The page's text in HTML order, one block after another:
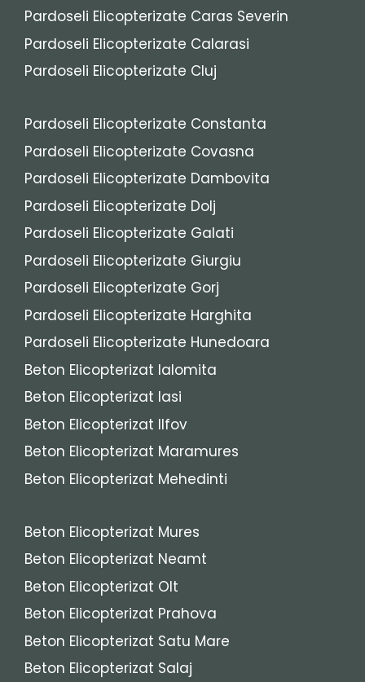
Pardoseli Elicopterizate Caras Severin
Pardoseli Elicopterizate Calarasi
Pardoseli Elicopterizate Cluj
Pardoseli Elicopterizate Constanta
Pardoseli Elicopterizate Covasna
Pardoseli Elicopterizate Dambovita
Pardoseli Elicopterizate Dolj
Pardoseli Elicopterizate Galati
Pardoseli Elicopterizate Giurgiu
Pardoseli Elicopterizate Gorj
Pardoseli Elicopterizate Harghita
Pardoseli Elicopterizate Hunedoara
Beton Elicopterizat Ialomita
Beton Elicopterizat Iasi
Beton Elicopterizat Ilfov
Beton Elicopterizat Maramures
Beton Elicopterizat Mehedinti
Beton Elicopterizat Mures
Beton Elicopterizat Neamt
Beton Elicopterizat Olt
Beton Elicopterizat Prahova
Beton Elicopterizat Satu Mare
Beton Elicopterizat Salaj